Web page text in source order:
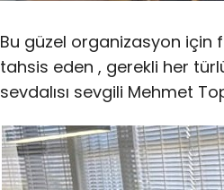
Bu güzel organizasyon için
tahsis eden , gerekli her
sevdalısı sevgili Mehmet